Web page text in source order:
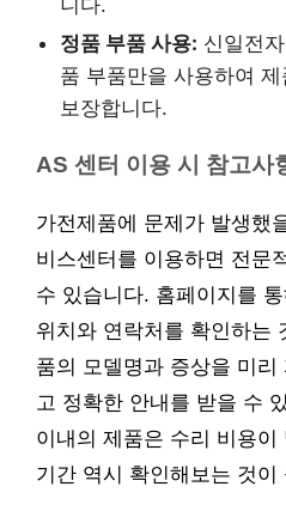
니다.
정품 부품 사용: 신일전
품 부품만을 사용하여
보장합니다.
AS 센터 이용 시 참고사
가전제품에 문제가 발생했
비스센터를 이용하면 전문
수 있습니다. 홈페이지를
위치와 연락처를 확인하는
품의 모델명과 증상을 미
고 정확한 안내를 받을 수
이내의 제품은 수리 비용
기간 역시 확인해보는 것이